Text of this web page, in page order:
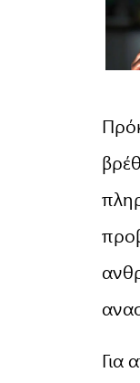
Για